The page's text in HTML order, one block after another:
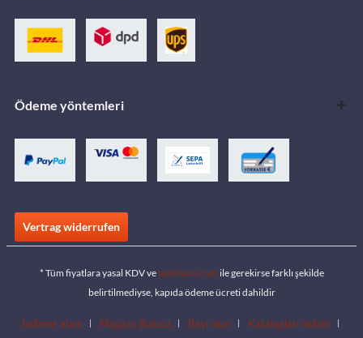
Ödeme yöntemleri
Vertrag widerrufen
* Tüm fiyatlara yasal KDV veteslimat ücreti ile gerekirse farklı şekilde
belirtilmediyse, kapıda ödeme ücreti dahildir
İndirme alanı Mağaza Bulucu Bayi olun Katalogları indirin